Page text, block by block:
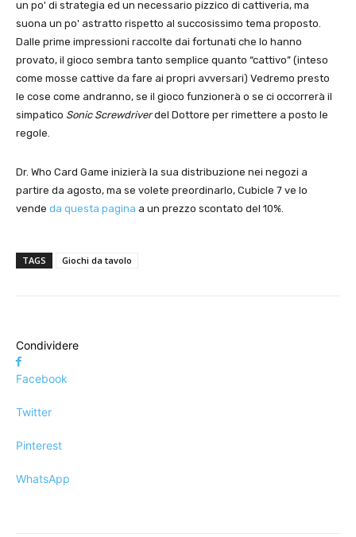
un po' di strategia ed un necessario pizzico di cattiveria, ma
suona un po' astratto rispetto al succosissimo tema proposto.
Dalle prime impressioni raccolte dai fortunati che lo hanno
provato, il gioco sembra tanto semplice quanto “cattivo” (inteso
come mosse cattive da fare ai propri avversari) Vedremo presto
le cose come andranno, se il gioco funzionerà o se ci occorrerà il
simpatico Sonic Screwdriverdel Dottore per rimettere a posto le
regole.
Dr. Who Card Game inizierà la sua distribuzione nei negozi a
partire da agosto, ma se volete preordinarlo, Cubicle 7 ve lo
vende da questa pagina a un prezzo scontato del 10%.
TAGS Giochi da tavolo
Condividere
Facebook
Twitter
Pinterest
WhatsApp